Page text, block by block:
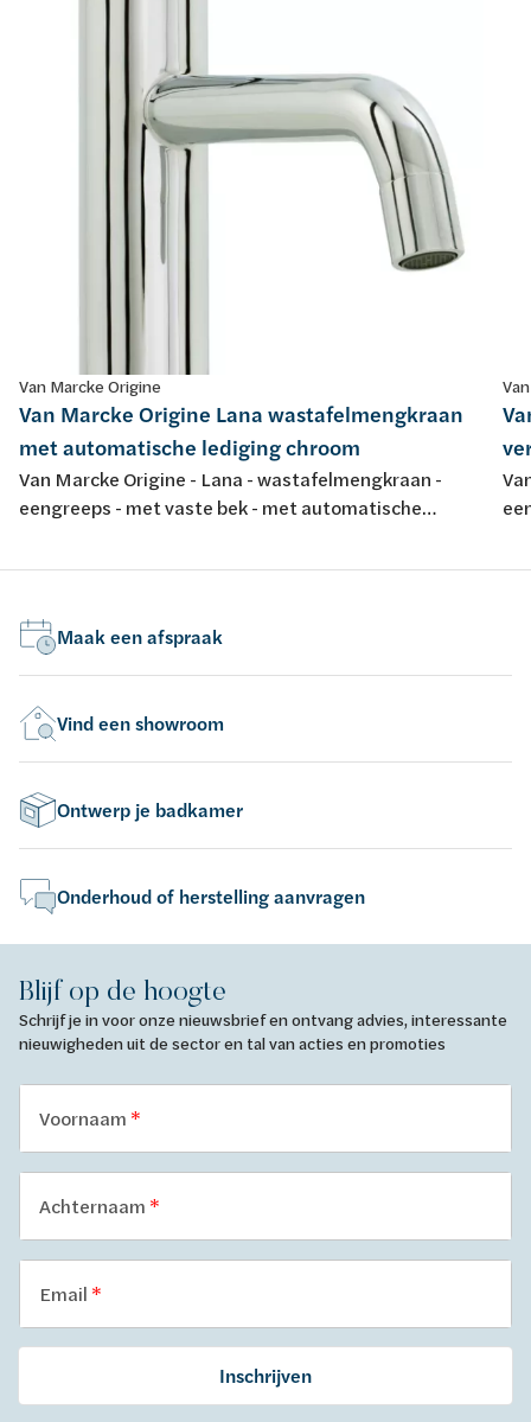
Van Marcke Origine
Van Marcke Origine Lana wastafelmengkraan
met automatische lediging chroom
Van Marcke Origine - Lana - wastafelmengkraan -
eengreeps - met vaste bek - met automatische
Maak een afspraak
Vind een showroom
Ontwerp je badkamer
Onderhoud of herstelling aanvragen
Blijf op de hoogte
Schrijf je in voor onze nieuwsbrief en ontvang advies, interessante
nieuwigheden uit de sector en tal van acties en promoties
Voornaam
Achternaam
Email
Inschrijven